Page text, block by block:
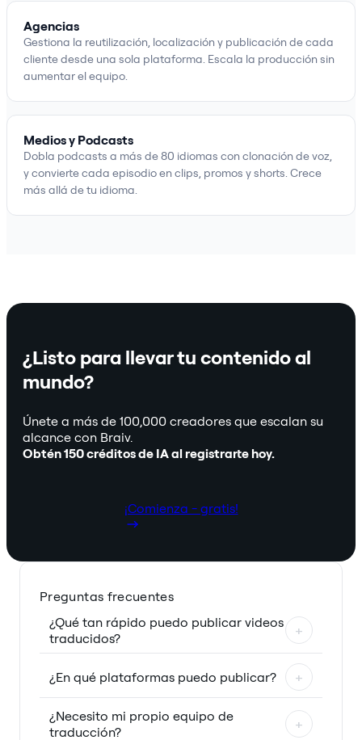
Agencias
Gestiona la reutilización, localización y publicación de cada
cliente desde una sola plataforma. Escala la producción sin
aumentar el equipo.
Medios y Podcasts
Dobla podcasts a más de 80 idiomas con clonación de voz,
y convierte cada episodio en clips, promos y shorts. Crece
más allá de tu idioma.
¿Listo para llevar tu contenido al
mundo?
Únete a más de 100,000 creadores que escalan su
alcance con Braiv.
Obtén 150 créditos de IA al registrarte hoy.
¡Comienza - gratis!
Preguntas frecuentes
¿Qué tan rápido puedo publicar videos
traducidos?
+
¿En qué plataformas puedo publicar? +
¿Necesito mi propio equipo de
traducción?
+